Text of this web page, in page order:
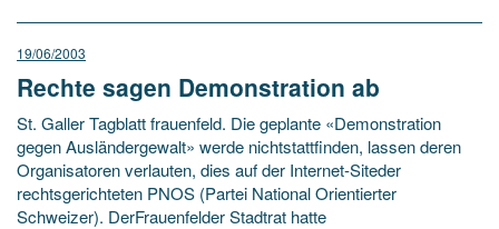
19/06/2003
Rechte sagen Demonstration ab
St. Galler Tagblatt frauenfeld. Die geplante «Demonstration
gegen Ausländergewalt» werde nichtstattfinden, lassen deren
Organisatoren verlauten, dies auf der Internet-Siteder
rechtsgerichteten PNOS (Partei National Orientierter
Schweizer). DerFrauenfelder Stadtrat hatte